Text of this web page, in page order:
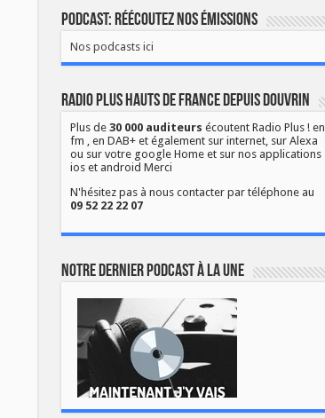
Podcast: Réécoutez nos émissions
Nos podcasts ici
Radio Plus Hauts de France depuis Douvrin
Plus de 30 000 auditeurs écoutent Radio Plus ! en
fm , en DAB+ et également sur internet, sur Alexa
ou sur votre google Home et sur nos applications
ios et android Merci
N'hésitez pas à nous contacter par téléphone au
09 52 22 22 07
Notre dernier podcast à la une